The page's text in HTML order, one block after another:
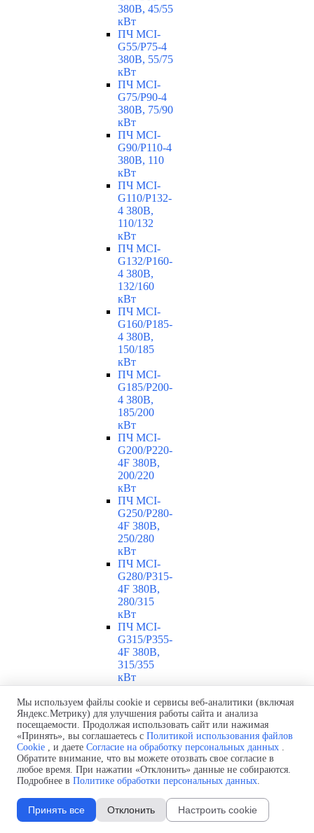
380В, 45/55
кВт
ПЧ MCI-
G55/P75-4
380В, 55/75
кВт
ПЧ MCI-
G75/P90-4
380В, 75/90
кВт
ПЧ MCI-
G90/P110-4
380В, 110
кВт
ПЧ MCI-
G110/P132-
4 380В,
110/132
кВт
ПЧ MCI-
G132/P160-
4 380В,
132/160
кВт
ПЧ MCI-
G160/P185-
4 380В,
150/185
кВт
ПЧ MCI-
G185/P200-
4 380В,
185/200
кВт
ПЧ MCI-
G200/P220-
4F 380В,
200/220
кВт
ПЧ MCI-
G250/P280-
4F 380В,
250/280
кВт
ПЧ MCI-
G280/P315-
4F 380В,
280/315
кВт
ПЧ MCI-
G315/P355-
4F 380В,
315/355
кВт
G355/P375-
4F 380В,
355/375
кВт
ПЧ MCI-
G375/P400-
4F 380В,
ПЧ MCI-
Мы используем файлы cookie и сервисы веб-аналитики (включая
Яндекс.Метрику) для улучшения работы сайта и анализа
посещаемости. Продолжая использовать сайт или нажимая
«Принять», вы соглашаетесь с Политикой использования файлов
Cookie , и даете Согласие на обработку персональных данных .
Обратите внимание, что вы можете отозвать свое согласие в
любое время. При нажатии «Отклонить» данные не собираются.
Подробнее в Политике обработки персональных данных.
Принять все Отклонить Настроить cookie